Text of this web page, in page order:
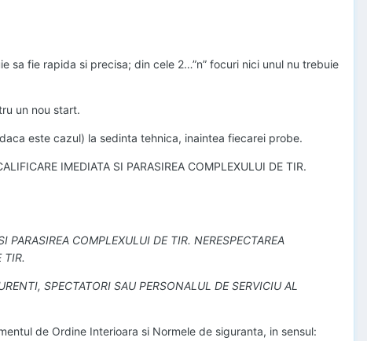
sa fie rapida si precisa; din cele 2…”n” focuri nici unul nu trebuie
un nou start.
este cazul) la sedinta tehnica, inaintea fiecarei probe.
IMEDIATA SI PARASIREA COMPLEXULUI DE TIR.
PARASIREA COMPLEXULUI DE TIR. NERESPECTAREA
TIR.
SPECTATORI SAU PERSONALUL DE SERVICIU AL
de Ordine Interioara si Normele de siguranta, in sensul: